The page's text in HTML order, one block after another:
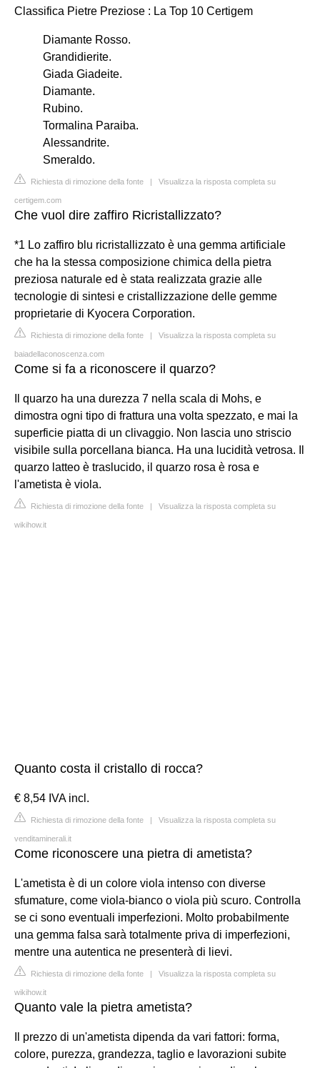
Classifica Pietre Preziose : La Top 10 Certigem
Diamante Rosso.
Grandidierite.
Giada Giadeite.
Diamante.
Rubino.
Tormalina Paraiba.
Alessandrite.
Smeraldo.
Richiesta di rimozione della fonte | Visualizza la risposta completa su
certigem.com
Che vuol dire zaffiro Ricristallizzato?
*1 Lo zaffiro blu ricristallizzato è una gemma artificiale
che ha la stessa composizione chimica della pietra
preziosa naturale ed è stata realizzata grazie alle
tecnologie di sintesi e cristallizzazione delle gemme
proprietarie di Kyocera Corporation.
Richiesta di rimozione della fonte | Visualizza la risposta completa su
baiadellaconoscenza.com
Come si fa a riconoscere il quarzo?
Il quarzo ha una durezza 7 nella scala di Mohs, e
dimostra ogni tipo di frattura una volta spezzato, e mai la
superficie piatta di un clivaggio. Non lascia uno striscio
visibile sulla porcellana bianca. Ha una lucidità vetrosa. Il
quarzo latteo è traslucido, il quarzo rosa è rosa e
l'ametista è viola.
Richiesta di rimozione della fonte | Visualizza la risposta completa su
wikihow.it
Quanto costa il cristallo di rocca?
€ 8,54 IVA incl.
Richiesta di rimozione della fonte | Visualizza la risposta completa su
venditaminerali.it
Come riconoscere una pietra di ametista?
L'ametista è di un colore viola intenso con diverse
sfumature, come viola-bianco o viola più scuro. Controlla
se ci sono eventuali imperfezioni. Molto probabilmente
una gemma falsa sarà totalmente priva di imperfezioni,
mentre una autentica ne presenterà di lievi.
Richiesta di rimozione della fonte | Visualizza la risposta completa su
wikihow.it
Quanto vale la pietra ametista?
Il prezzo di un'ametista dipenda da vari fattori: forma,
colore, purezza, grandezza, taglio e lavorazioni subite